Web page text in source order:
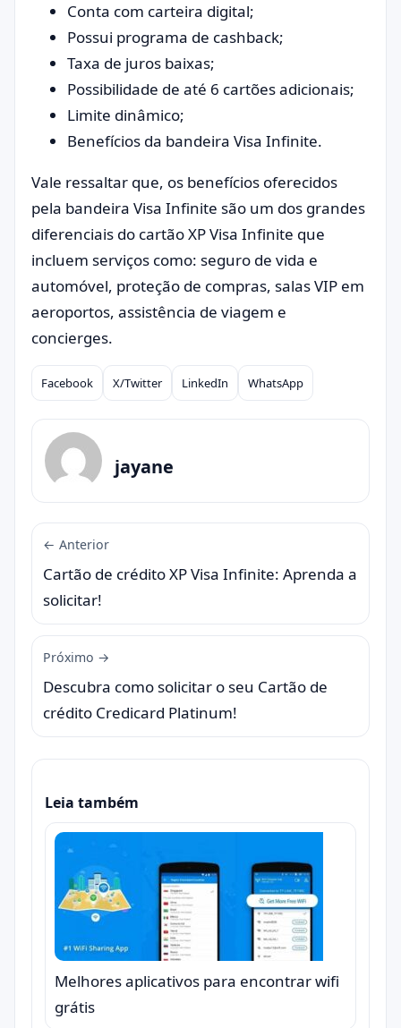
Conta com carteira digital;
Possui programa de cashback;
Taxa de juros baixas;
Possibilidade de até 6 cartões adicionais;
Limite dinâmico;
Benefícios da bandeira Visa Infinite.
Vale ressaltar que, os benefícios oferecidos
pela bandeira Visa Infinite são um dos grandes
diferenciais do cartão XP Visa Infinite que
incluem serviços como: seguro de vida e
automóvel, proteção de compras, salas VIP em
aeroportos, assistência de viagem e
concierges.
Compartilhar
Facebook X/Twitter LinkedIn WhatsApp
jayane
← Anterior
Cartão de crédito XP Visa Infinite: Aprenda a
solicitar!
Próximo →
Descubra como solicitar o seu Cartão de
crédito Credicard Platinum!
Leia também
Melhores aplicativos para encontrar wifi
grátis